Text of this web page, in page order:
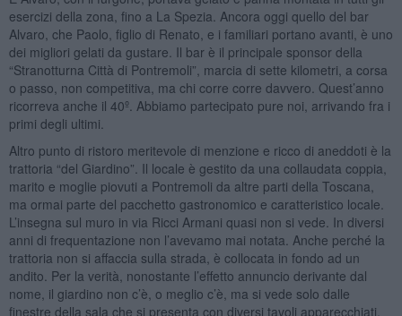
esercizi della zona, fino a La Spezia. Ancora oggi quello del bar
Alvaro, che Paolo, figlio di Renato, e i familiari portano avanti, è uno
dei migliori gelati da gustare. Il bar è il principale sponsor della
“Stranotturna Città di Pontremoli”, marcia di sette kilometri, a corsa
o passo, non competitiva, ma chi corre corre davvero. Quest’anno
ricorreva anche il 40º. Abbiamo partecipato pure noi, arrivando fra i
primi degli ultimi.
Altro punto di ristoro meritevole di menzione e ricco di aneddoti è la
trattoria “del Giardino”. Il locale è gestito da una collaudata coppia,
marito e moglie piovuti a Pontremoli da altre parti della Toscana,
ma ormai parte del pacchetto gastronomico e caratteristico locale.
L’insegna sul muro in via Ricci Armani quasi non si vede. In diversi
anni di frequentazione non l’avevamo mai notata. Anche perché la
trattoria non si affaccia sulla strada, è collocata in fondo ad un
andito. Per la verità, nonostante l’effetto annuncio derivante dal
nome, il giardino non c’è, o meglio c’è, ma si vede solo dalle
finestre della sala che si presenta con diversi tavoli apparecchiati.